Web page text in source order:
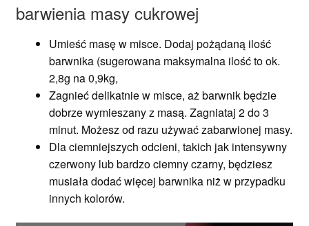
barwienia masy cukrowej
Umieść masę w misce. Dodaj pożądaną ilość
barwnika (sugerowana maksymalna ilość to ok.
2,8g na 0,9kg,
Zagnieć delikatnie w misce, aż barwnik będzie
dobrze wymieszany z masą. Zagniataj 2 do 3
minut. Możesz od razu używać zabarwionej masy.
Dla ciemniejszych odcieni, takich jak intensywny
czerwony lub bardzo ciemny czarny, będziesz
musiała dodać więcej barwnika niż w przypadku
innych kolorów.